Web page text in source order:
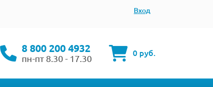
Вход
8 800 200 4932
пн-пт 8.30 - 17.30
0 руб.